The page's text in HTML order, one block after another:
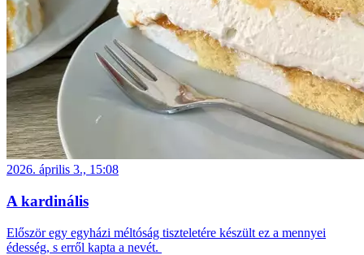
2026. április 3., 15:08
A kardinális
Először egy egyházi méltóság tiszteletére készült ez a mennyei
édesség, s erről kapta a nevét.